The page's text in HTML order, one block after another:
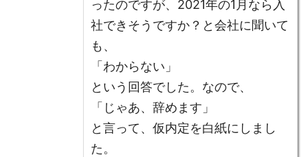
ったのですが、2021年の1月なら入
社できそうですか？と会社に聞いて
も、
「わからない」
という回答でした。なので、
「じゃあ、辞めます」
と言って、仮内定を白紙にしまし
た。